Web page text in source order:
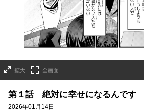
拡大 全画面
第１話 絶対に幸せになるんです
2026年01月14日